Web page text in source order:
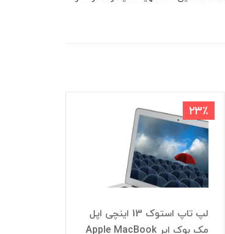
23٪
لپ تاپ استوک 13 اینچی اپل
مک بوک ایر Apple MacBook